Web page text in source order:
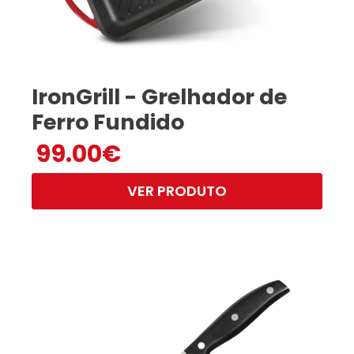
IronGrill - Grelhador de
Ferro Fundido
99.00€
VER PRODUTO